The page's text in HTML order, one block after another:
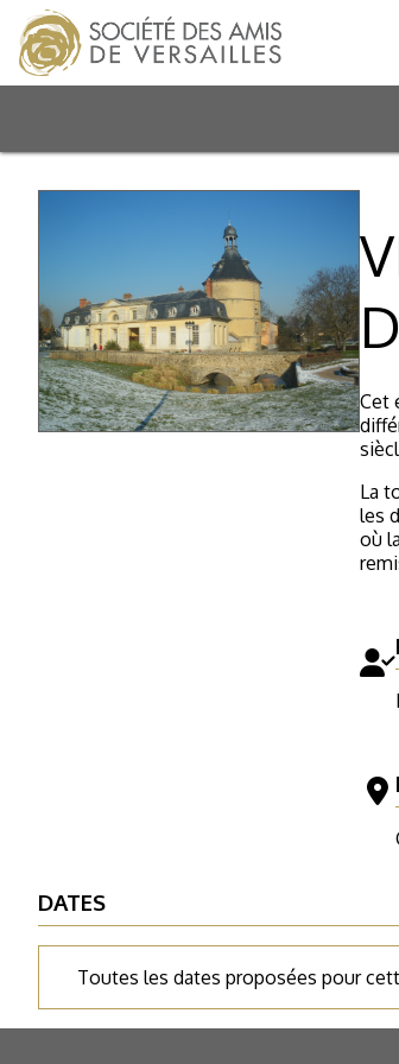
Cet
La
les
où
DATES
Toutes les dates proposées pour